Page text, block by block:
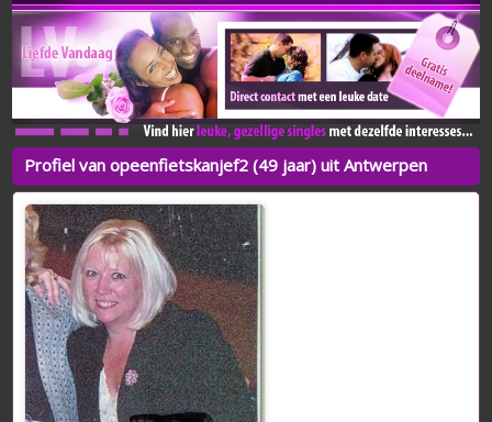
Profiel van opeenfietskanjef2 (49 jaar) uit Antwerpen